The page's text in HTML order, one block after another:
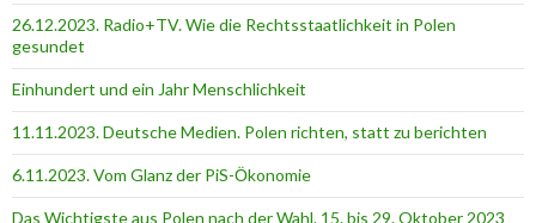
26.12.2023. Radio+TV. Wie die Rechtsstaatlichkeit in Polen
gesundet
Einhundert und ein Jahr Menschlichkeit
11.11.2023. Deutsche Medien. Polen richten, statt zu berichten
6.11.2023. Vom Glanz der PiS-Ӧkonomie
Das Wichtigste aus Polen nach der Wahl. 15. bis 29. Oktober 2023